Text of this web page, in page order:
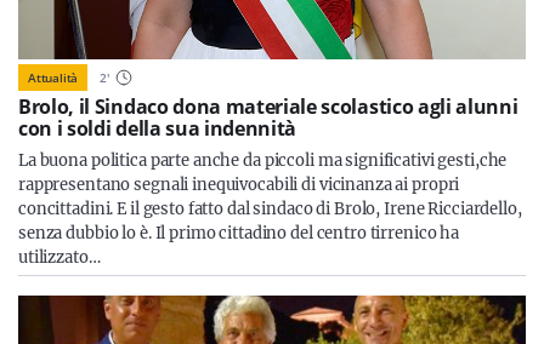
Attualità 2'
Brolo, il Sindaco dona materiale scolastico agli alunni
con i soldi della sua indennità
La buona politica parte anche da piccoli ma significativi gesti,che
rappresentano segnali inequivocabili di vicinanza ai propri
concittadini. E il gesto fatto dal sindaco di Brolo, Irene Ricciardello,
senza dubbio lo è. Il primo cittadino del centro tirrenico ha
utilizzato…